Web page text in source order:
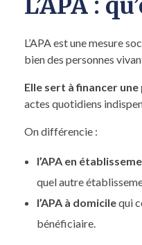
L’APA est une mesure
bien des personnes
Elle sert à financer
actes quotidiens
On différencie :
l’APA en
quel autre
l’APA à domicilequi
bénéficiaire.